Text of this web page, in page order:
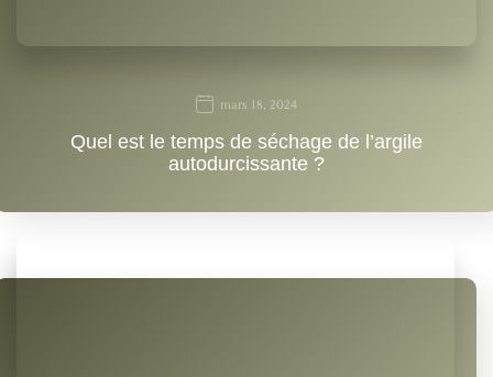
mars 18, 2024
Quel est le temps de séchage de l’argile
autodurcissante ?